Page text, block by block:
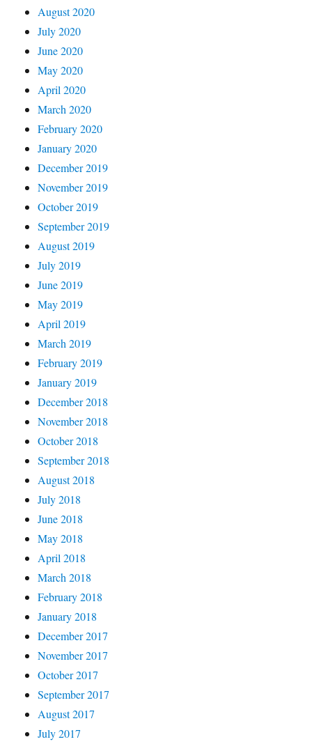
August 2020
July 2020
June 2020
May 2020
April 2020
March 2020
February 2020
January 2020
December 2019
November 2019
October 2019
September 2019
August 2019
July 2019
June 2019
May 2019
April 2019
March 2019
February 2019
January 2019
December 2018
November 2018
October 2018
September 2018
August 2018
July 2018
June 2018
May 2018
April 2018
March 2018
February 2018
January 2018
December 2017
November 2017
October 2017
September 2017
August 2017
July 2017